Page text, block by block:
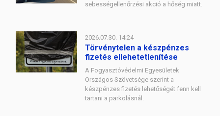
sebességellenőrzési akció a hőség miatt.
2026.07.30. 14:24
Törvénytelen a készpénzes
fizetés ellehetetlenítése
A Fogyasztóvédelmi Egyesületek
Országos Szövetsége szerint a
készpénzes fizetés lehetőségét fenn kell
tartani a parkolásnál.